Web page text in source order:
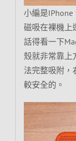
小編是IPhone
磁吸在裸機上
話得看一下
殼就非常靠上
法完整吸附，
較安全的。